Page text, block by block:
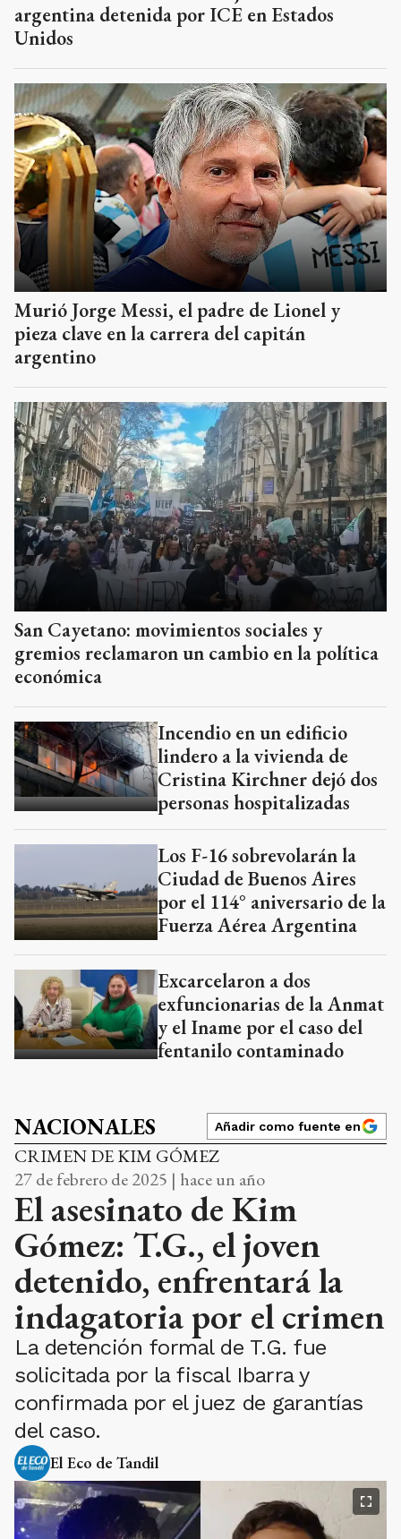
argentina detenida por ICE en Estados
Unidos
Murió Jorge Messi, el padre de Lionel y
pieza clave en la carrera del capitán
argentino
San Cayetano: movimientos sociales y
gremios reclamaron un cambio en la política
económica
Incendio en un edificio
lindero a la vivienda de
Cristina Kirchner dejó dos
personas hospitalizadas
Los F-16 sobrevolarán la
Ciudad de Buenos Aires
por el 114° aniversario de la
Fuerza Aérea Argentina
Excarcelaron a dos
exfuncionarias de la Anmat
y el Iname por el caso del
fentanilo contaminado
NACIONALES Añadir como fuente en
CRIMEN DE KIM GÓMEZ
27 de febrero de 2025 | hace un año
El asesinato de Kim
Gómez: T.G., el joven
detenido, enfrentará la
indagatoria por el crimen
La detención formal de T.G. fue
solicitada por la fiscal Ibarra y
confirmada por el juez de garantías
del caso.
El Eco de Tandil